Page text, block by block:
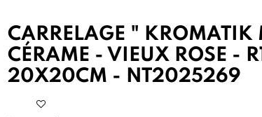
CARRELAGE " KROMATIK
CÉRAME - VIEUX ROSE -
20X20CM - NT2025269